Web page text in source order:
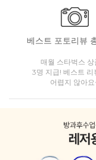
베스트 포토리뷰
매월 스타벅스 상
3명 지급! 베스트 리
어렵지 않아